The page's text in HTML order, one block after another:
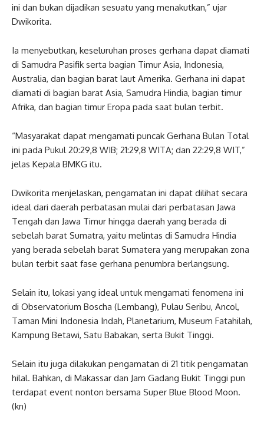
ini dan bukan dijadikan sesuatu yang menakutkan,” ujar
Dwikorita.
Ia menyebutkan, keseluruhan proses gerhana dapat diamati
di Samudra Pasifik serta bagian Timur Asia, Indonesia,
Australia, dan bagian barat laut Amerika. Gerhana ini dapat
diamati di bagian barat Asia, Samudra Hindia, bagian timur
Afrika, dan bagian timur Eropa pada saat bulan terbit.
“Masyarakat dapat mengamati puncak Gerhana Bulan Total
ini pada Pukul 20:29,8 WIB; 21:29,8 WITA; dan 22:29,8 WIT,”
jelas Kepala BMKG itu.
Dwikorita menjelaskan, pengamatan ini dapat dilihat secara
ideal dari daerah perbatasan mulai dari perbatasan Jawa
Tengah dan Jawa Timur hingga daerah yang berada di
sebelah barat Sumatra, yaitu melintas di Samudra Hindia
yang berada sebelah barat Sumatera yang merupakan zona
bulan terbit saat fase gerhana penumbra berlangsung.
Selain itu, lokasi yang ideal untuk mengamati fenomena ini
di Observatorium Boscha (Lembang), Pulau Seribu, Ancol,
Taman Mini Indonesia Indah, Planetarium, Museum Fatahilah,
Kampung Betawi, Satu Babakan, serta Bukit Tinggi.
Selain itu juga dilakukan pengamatan di 21 titik pengamatan
hilal. Bahkan, di Makassar dan Jam Gadang Bukit Tinggi pun
terdapat event nonton bersama Super Blue Blood Moon.
(kn)